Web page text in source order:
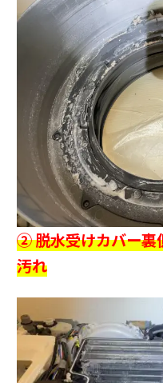
② 脱水受けカバー裏
汚れ